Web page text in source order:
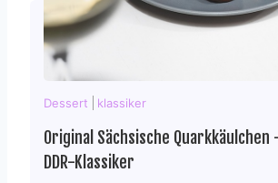
Dessert klassiker
Original Sächsische Quarkkäulchen
DDR-Klassiker